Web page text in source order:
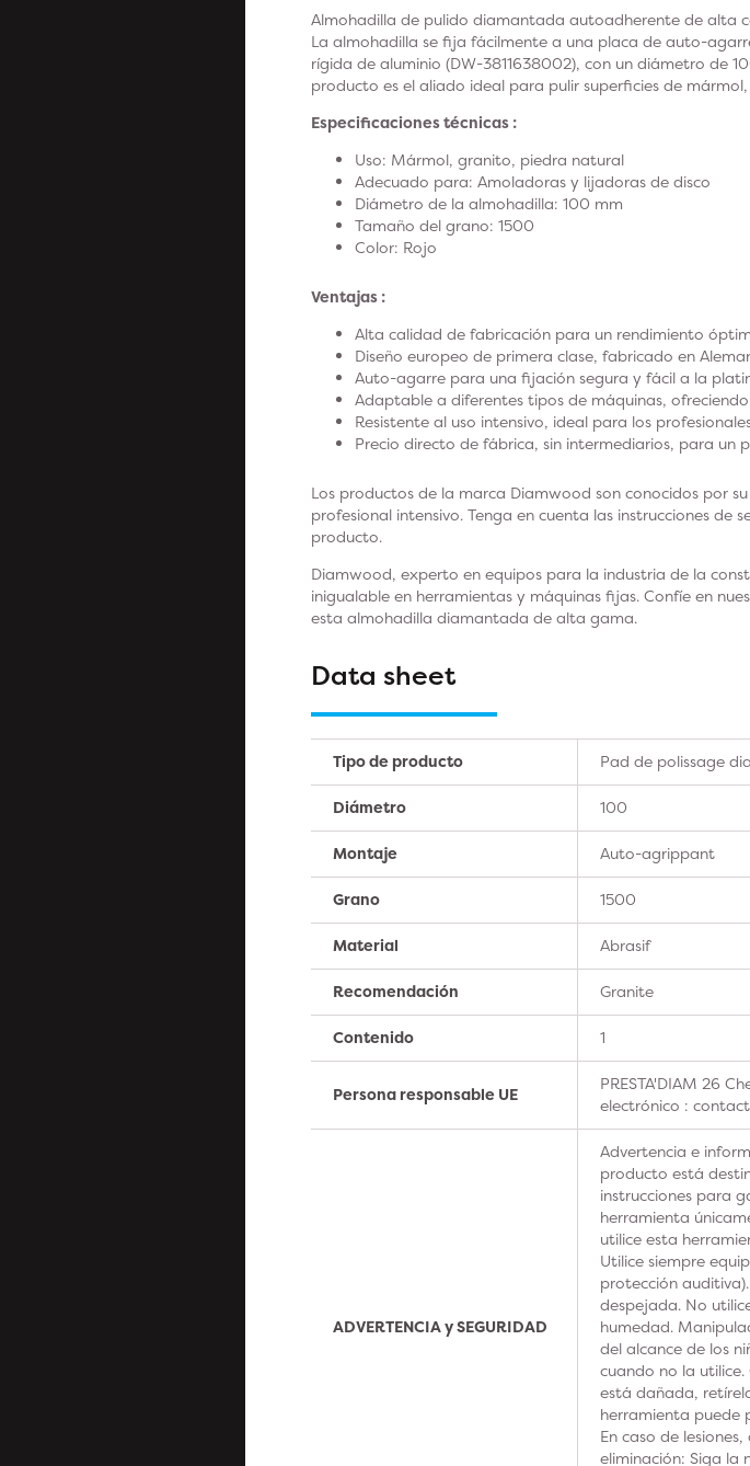
Almohadilla de pulido diamantada autoadherente de alta
La almohadilla se fija fácilmente a una placa de auto-
rígida de aluminio (DW-3811638002), con un diámetro de
producto es el aliado ideal para pulir superficies de
Especificaciones técnicas :
Uso: Mármol, granito, piedra natural
Adecuado para: Amoladoras y lijadoras de disco
Diámetro de la almohadilla: 100 mm
Tamaño del grano: 1500
Color: Rojo
Ventajas :
Alta calidad de fabricación para un rendimiento
Diseño europeo de primera clase, fabricado en
Auto-agarre para una fijación segura y fácil a la
Adaptable a diferentes tipos de máquinas,
Resistente al uso intensivo, ideal para los
Precio directo de fábrica, sin intermediarios, para un
Los productos de la marca Diamwood son conocidos por
profesional intensivo. Tenga en cuenta las instrucciones de
producto.
Diamwood, experto en equipos para la industria de la
inigualable en herramientas y máquinas fijas. Confíe en
esta almohadilla diamantada de alta gama.
Data sheet
Tipo de producto Pad de polissage
Diámetro 100
Montaje Auto-agrippant
Grano 1500
Material Abrasif
Recomendación Granite
Contenido 1
Persona responsable UE
PRESTA'DIAM 26
electrónico :
ADVERTENCIA y SEGURIDAD
Advertencia e
producto está
instrucciones para
herramienta
utilice esta
Utilice siempre
protección
despejada. No
humedad.
del alcance de los
cuando no la
está dañada,
herramienta puede
En caso de
eliminación: Siga la